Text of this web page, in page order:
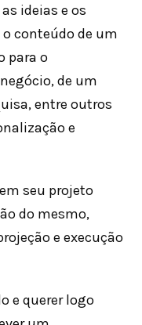
ideias e os
conteúdo de um
para o
de um
entre outros
e
seu projeto
do mesmo,
e execução
e querer logo